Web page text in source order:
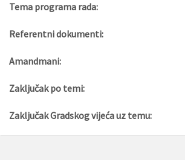
Tema programa rada:
Referentni dokumenti:
Amandmani:
Zaključak po temi:
Zaključak Gradskog vijeća uz temu: